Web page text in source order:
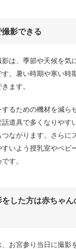
影できる
は、季節や天候を気
。暑い時期や寒い時
ます。
するための機材を減ら
道具で多くなりやす
ながります。さらに
いよう授乳室やベビ
す。
した方は赤ちゃ
お宮参り当日に撮影